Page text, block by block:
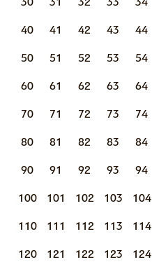
40 41 42 43 44
50 51 52 53 54
60 61 62 63 64
70 71 72 73 74
80 81 82 83 84
90 91 92 93 94
100 101 102 103 104
110 111 112 113 114
120 121 122 123 124